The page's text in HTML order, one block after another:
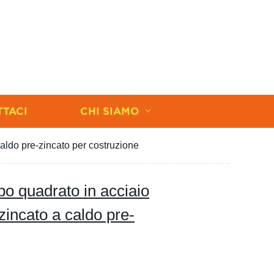
CHI SIAMO
pre-zincato per costruzione
quadrato in acciaio
a caldo pre-